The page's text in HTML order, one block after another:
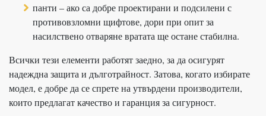
панти – ако са добре проектирани и подсилени с
противовзломни щифтове, дори при опит за
насилствено отваряне вратата ще остане стабилна.
Всички тези елементи работят заедно, за да осигурят
надеждна защита и дълготрайност. Затова, когато избирате
модел, е добре да се спрете на утвърдени производители,
които предлагат качество и гаранция за сигурност.